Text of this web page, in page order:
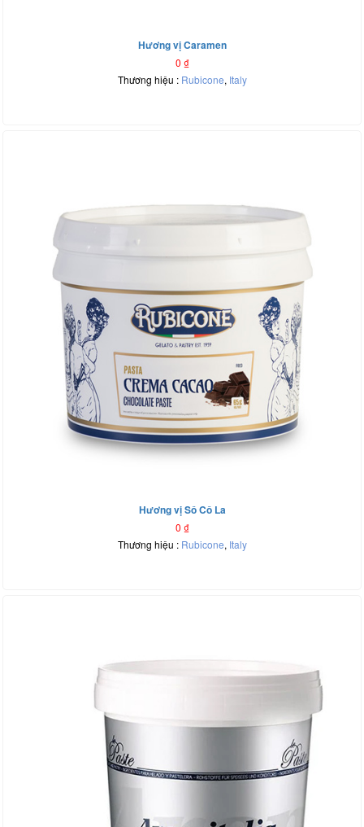
Hương vị Caramen
0 ₫
Thương hiệu : Rubicone, Italy
Hương vị Sô Cô La
0 ₫
Thương hiệu : Rubicone, Italy